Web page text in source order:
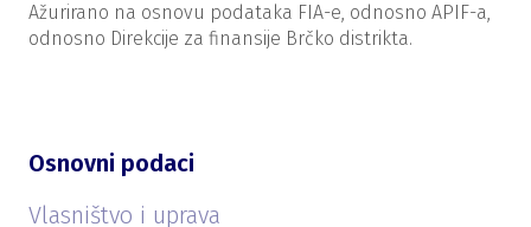
Ažurirano na osnovu podataka FIA-e, odnosno APIF-a,
odnosno Direkcije za finansije Brčko distrikta.
Osnovni podaci
Vlasništvo i uprava